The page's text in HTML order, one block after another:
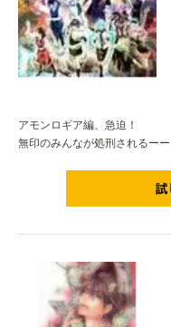
アモンロギア編、急迫！
無印のみんなが処刑されるーー